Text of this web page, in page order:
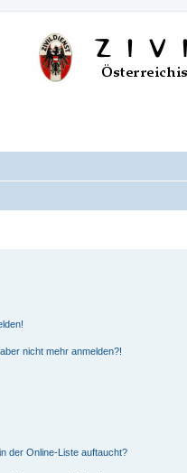
nicht mehr anmelden?!
der Online-Liste auftaucht?